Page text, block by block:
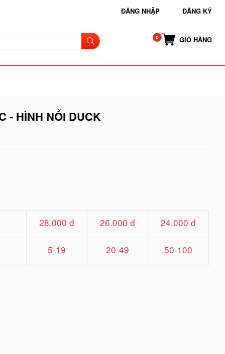
ĐĂNG NHẬP ĐĂNG KÝ
GIỎ HÀNG
- HÌNH NỔI DUCK
28.000 đ 26.000 đ 24.000 đ
5-19 20-49 50-100